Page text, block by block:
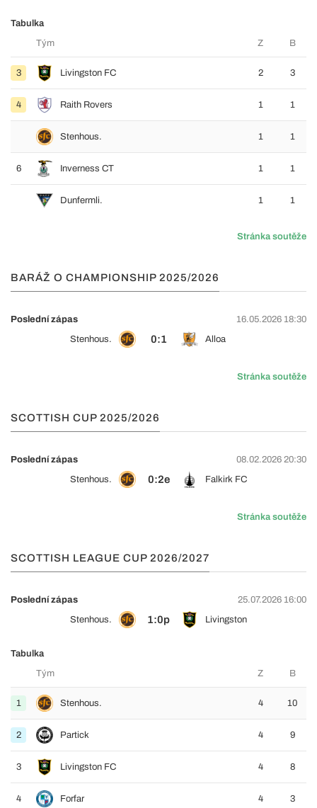
Tabulka
Tým
Z B
3 Livingston FC 2 3
4 Raith Rovers 1 1
Stenhous. 1 1
6 Inverness CT 1 1
Dunfermli. 1 1
Stránka soutěže
BARÁŽ O CHAMPIONSHIP 2025/2026
Poslední zápas
16.05.2026 18:30
Stenhous.
0:1 Alloa
Stránka soutěže
SCOTTISH CUP 2025/2026
Poslední zápas
08.02.2026 20:30
Stenhous.
0:2e Falkirk FC
Stránka soutěže
SCOTTISH LEAGUE CUP 2026/2027
Poslední zápas
25.07.2026 16:00
Stenhous.
1:0p Livingston
Tabulka
Tým
Z B
1 Stenhous. 4 10
2 Partick 4 9
3 Livingston FC 4 8
4 Forfar 4 3